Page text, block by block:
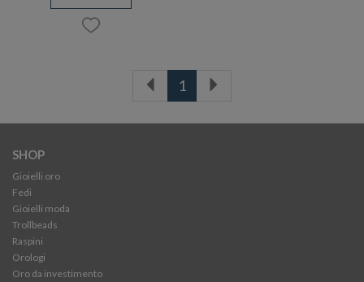
1
SHOP
Gioielli oro
Fedi
Gioielli moda
Trollbeads
Raspini
Orologi
Oro da investimento